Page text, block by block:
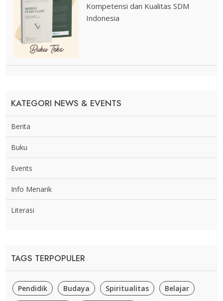
Kompetensi dan Kualitas SDM
Indonesia
KATEGORI NEWS & EVENTS
Berita
Buku
Events
Info Menarik
Literasi
TAGS TERPOPULER
Pendidik Budaya Spiritualitas Belajar